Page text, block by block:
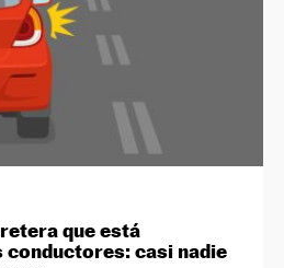
que está
conductores: casi nadie